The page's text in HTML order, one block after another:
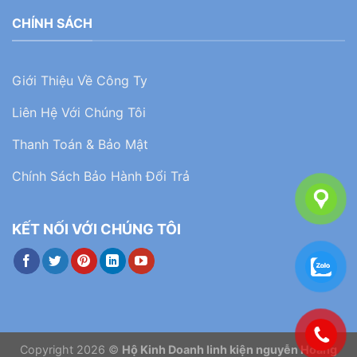
CHÍNH SÁCH
Giới Thiệu Về Công Ty
Liên Hệ Với Chúng Tôi
Thanh Toán & Bảo Mật
Chính Sách Bảo Hành Đổi Trả
KẾT NỐI VỚI CHÚNG TÔI
Copyright 2026 © Hộ Kinh Doanh linh kiện nguyễn Hoàng